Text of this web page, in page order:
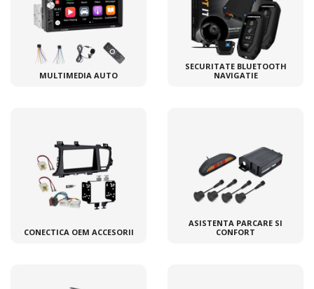
MULTIMEDIA AUTO
SECURITATE BLUETOOTH
NAVIGATIE
CONECTICA OEM ACCESORII
ASISTENTA PARCARE SI
CONFORT